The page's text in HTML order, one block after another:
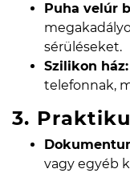
Puha velúr
sérüléseket.
Szilikon ház:
telefonnak,
3.
vagy egyéb